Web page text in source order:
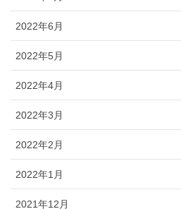
2022年6月
2022年5月
2022年4月
2022年3月
2022年2月
2022年1月
2021年12月